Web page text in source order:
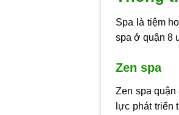
Spa là tiệm
spa ở quận 8
Zen spa
Zen spa
lực phát triển